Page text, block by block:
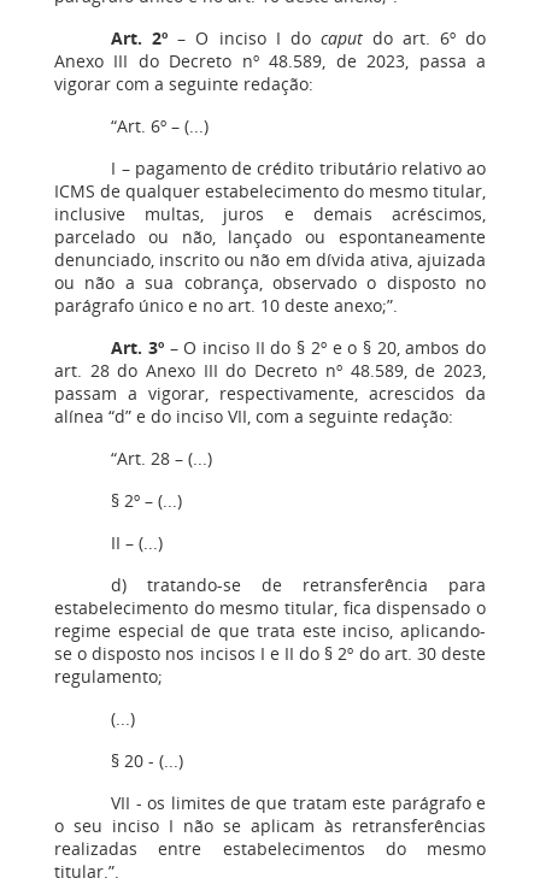
Art. 2º – O inciso I do caput do art. 6º do
Anexo III do Decreto nº 48.589, de 2023, passa a
vigorar com a seguinte redação:
“Art. 6º – (...)
I – pagamento de crédito tributário relativo ao
ICMS de qualquer estabelecimento do mesmo titular,
inclusive multas, juros e demais acréscimos,
parcelado ou não, lançado ou espontaneamente
denunciado, inscrito ou não em dívida ativa, ajuizada
ou não a sua cobrança, observado o disposto no
parágrafo único e no art. 10 deste anexo;”.
Art. 3º– O inciso II do § 2º e o § 20, ambos do
art. 28 do Anexo III do Decreto nº 48.589, de 2023,
passam a vigorar, respectivamente, acrescidos da
alínea “d” e do inciso VII, com a seguinte redação:
“Art. 28 – (...)
§ 2º – (...)
II – (...)
d) tratando-se de retransferência para
estabelecimento do mesmo titular, fica dispensado o
regime especial de que trata este inciso, aplicando-
se o disposto nos incisos I e II do § 2º do art. 30 deste
regulamento;
(...)
§ 20 ‒ (...)
VII ‒ os limites de que tratam este parágrafo e
o seu inciso I não se aplicam às retransferências
realizadas entre estabelecimentos do mesmo
titular.”.